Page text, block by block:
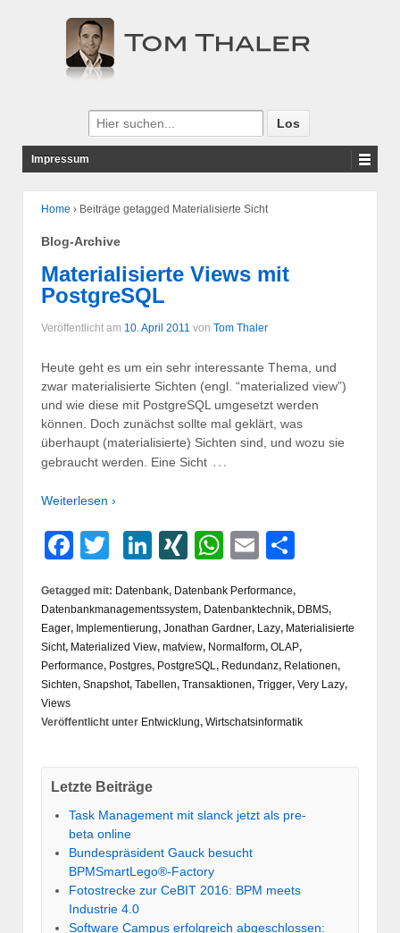
Impressum
Home › Beiträge getagged Materialisierte Sicht
Blog-Archive
Materialisierte Views mit
PostgreSQL
Veröffentlicht am 10. April 2011 von Tom Thaler
Heute geht es um ein sehr interessante Thema, und
zwar materialisierte Sichten (engl. “materialized view”)
und wie diese mit PostgreSQL umgesetzt werden
können. Doch zunächst sollte mal geklärt, was
überhaupt (materialisierte) Sichten sind, und wozu sie
gebraucht werden. Eine Sicht …
Weiterlesen ›
Facebook
TwitterLinkedIn
XINGWhatsApp
Email
Getagged mit: Datenbank, Datenbank Performance,
Datenbankmanagementssystem, Datenbanktechnik, DBMS,
Eager, Implementierung, Jonathan Gardner, Lazy, Materialisierte
Sicht, Materialized View, matview, Normalform, OLAP,
Performance, Postgres, PostgreSQL , Redundanz, Relationen,
Sichten, Snapshot, Tabellen, Transaktionen, Trigger, Very Lazy,
Views
Veröffentlicht unter Entwicklung, Wirtschatsinformatik
Letzte Beiträge
Task Management mit slanck jetzt als pre-
beta online
Bundespräsident Gauck besucht
BPMSmartLego®-Factory
Fotostrecke zur CeBIT 2016: BPM meets
Industrie 4.0
Software Campus erfolgreich abgeschlossen: